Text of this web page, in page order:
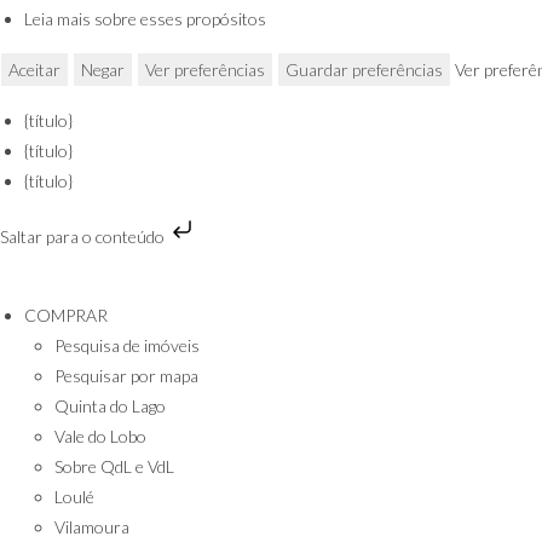
Leia mais sobre esses propósitos
Aceitar Negar Ver preferências Guardar preferências Ver
{título}
{título}
{título}
Saltar para o conteúdo
COMPRAR
Pesquisa de imóveis
Pesquisar por mapa
Quinta do Lago
Vale do Lobo
Sobre QdL e VdL
Loulé
Vilamoura